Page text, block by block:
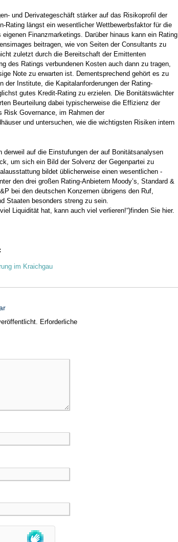
und Derivategeschäft stärker auf das Risikoprofil der
Rating längst ein wesentlicher Wettbewerbsfaktor für die
Finanzmarketings. Darüber hinaus kann ein Rating
beitragen, wie von Seiten der Consultants zu
zuletzt durch die Bereitschaft der Emittenten
des Ratings verbundenen Kosten auch dann zu tragen,
Note zu erwarten ist. ­Dementsprechend gehört es zu
der Institute, die Kapitalanforderungen der Rating-
gutes Kredit-Rating zu erzielen. Die Bonitäts­wächter
Beurteilung dabei ­typischerweise die Effizienz der
Risk Governance, im Rahmen der
und untersuchen, wie die wichtigsten Risiken intern
derweil auf die Einstufungen der auf Bonitätsanalysen
um sich ein Bild der Solvenz der Gegenpartei zu
bildet üblicherweise einen wesentlichen
den drei großen Rating-­Anbietern Moody’s, Standard &
bei den deutschen Konzernen übrigens den Ruf,
Staaten besonders streng zu sein.
Liquidität hat, kann auch viel verlieren!“)finden Sie hier.
im Kraichgau
Erforderliche